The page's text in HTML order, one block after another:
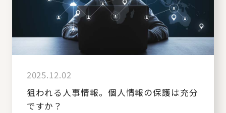
2025.12.02
狙われる人事情報。個人情報の保護は充分
ですか？